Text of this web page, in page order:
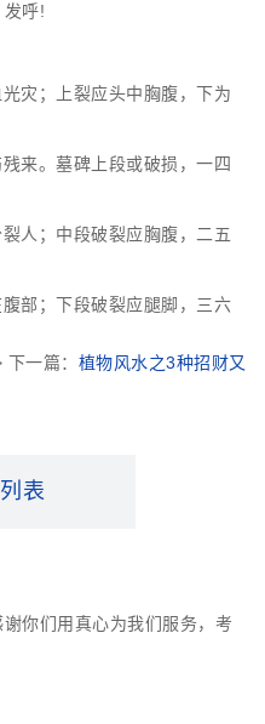
发呼!
灾；上裂应头中胸腹，下为
来。墓碑上段或破损，一四
人；中段破裂应胸腹，二五
部；下段破裂应腿脚，三六
下一篇： 植物风水之3种招财又
表
你们用真心为我们服务，考